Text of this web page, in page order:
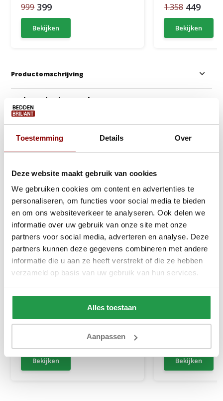
Toestemming Details Over
Deze website maakt gebruik van cookies
We gebruiken cookies om content en advertenties te
personaliseren, om functies voor social media te bieden
en om ons websiteverkeer te analyseren. Ook delen we
informatie over uw gebruik van onze site met onze
partners voor social media, adverteren en analyse. Deze
partners kunnen deze gegevens combineren met andere
informatie die u aan ze heeft verstrekt of die ze hebben
verzameld op basis van uw gebruik van hun services.
Alles toestaan
Aanpassen
999 399
Bekijken
1.358 449
Bekijken
Productomschrijving
Anderen kochten ook
Jersey Topper Hoeslaken
1 tot 2 werkdagen
Bekijken
Gratis Dekbed +
Elektrische
Bekijken